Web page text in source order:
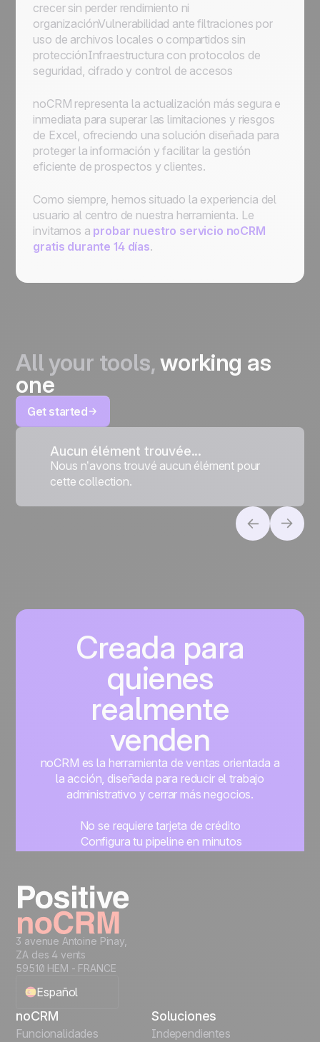
crecer sin perder rendimiento ni
organizaciónVulnerabilidad ante filtraciones por
uso de archivos locales o compartidos sin
protecciónInfraestructura con protocolos de
seguridad, cifrado y control de accesos
noCRM representa la actualización más segura e
inmediata para superar las limitaciones y riesgos
de Excel, ofreciendo una solución diseñada para
proteger la información y facilitar la gestión
eficiente de prospectos y clientes.
Como siempre, hemos situado la experiencia del
usuario al centro de nuestra herramienta. Le
invitamos a probar nuestro servicio noCRM
gratis durante 14 días.
All your tools,working as
one
Get started
Aucun élément trouvée...
Nous n’avons trouvé aucun élément pour
cette collection.
Creada para
quienes
realmente
venden
noCRM es la herramienta de ventas orientada a
la acción, diseñada para reducir el trabajo
administrativo y cerrar más negocios.
No se requiere tarjeta de crédito
Configura tu pipeline en minutos
3 avenue Antoine Pinay,
ZA des 4 vents
59510 HEM - FRANCE
Español
English
noCRM
Funcionalidades
Soluciones
Independientes